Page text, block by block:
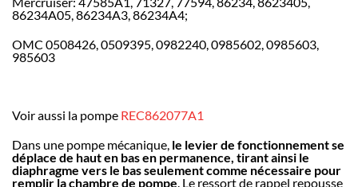
86234A05, 86234A3, 86234A4;
OMC 0508426, 0509395, 0982240, 0985602, 0985603,
985603
Voir aussi la pompe REC862077A1
Dans une pompe mécanique, le levier de fonctionnement se
déplace de haut en bas en permanence, tirant ainsi le
diaphragme vers le bas seulement comme nécessaire pour
remplir la chambre de pompe. Le ressort de rappel repousse